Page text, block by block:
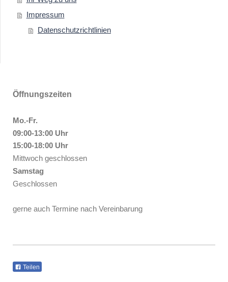
Impressum
Datenschutzrichtlinien
Öffnungszeiten
Mo.-Fr.
09:00-13:00 Uhr
15:00-18:00 Uhr
Mittwoch geschlossen
Samstag
Geschlossen
gerne auch Termine nach Vereinbarung
Teilen